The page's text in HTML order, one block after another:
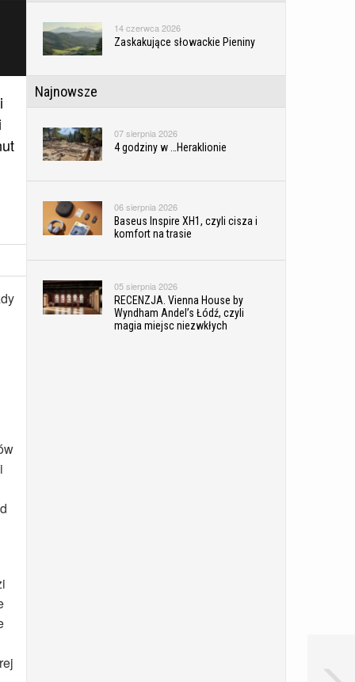
14 czerwca 2026
Zaskakujące słowackie Pieniny
Najnowsze
07 sierpnia 2026
4 godziny w …Heraklionie
06 sierpnia 2026
Baseus Inspire XH1, czyli cisza i
komfort na trasie
05 sierpnia 2026
RECENZJA. Vienna House by
Wyndham Andel’s Łódź, czyli
magia miejsc niezwkłych